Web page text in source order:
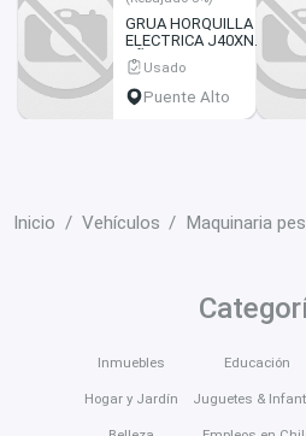
GRUA HORQUILLA
ELECTRICA J40XNT
AÑO 2.020, CON 2
BATERIAS Y 1
CARGADOR
Usado
Puente Alto
Inicio Vehículos Maquinaria
Inmuebles
Hogar y Jardín
Educación
Juguetes &